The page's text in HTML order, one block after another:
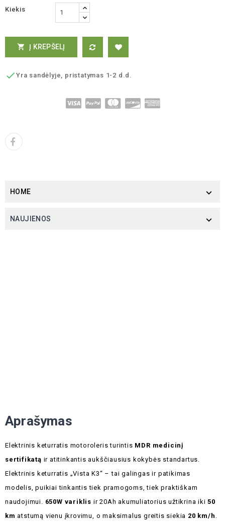
Kiekis
 Į KREPŠELĮ
 Yra sandėlyje, pristatymas 1-2 d.d.
HOME 
NAUJIENOS 
Aprašymas
Elektrinis keturratis motoroleris turintis MDR medicinį
sertifikatą ir atitinkantis aukščiausius kokybės standartus.
Elektrinis keturratis „Vista K3“ – tai galingas ir patikimas
modelis, puikiai tinkantis tiek pramogoms, tiek praktiškam
naudojimui. 650W variklis ir 20Ah akumuliatorius užtikrina iki50
km atstumą vienu įkrovimu, o maksimalus greitis siekia 20 km/h